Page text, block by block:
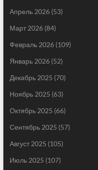
Апрель 2026(53)
Март 2026(84)
Февраль 2026(109)
Январь 2026(52)
Декабрь 2025 (70)
Ноябрь 2025 (63)
Октябрь 2025 (66)
Сентябрь 2025 (57)
Август 2025 (105)
Июль 2025 (107)